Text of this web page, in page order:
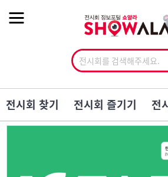
전시회 찾기 전시회 즐기기 전